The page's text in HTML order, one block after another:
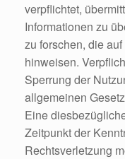
verpflichtet,
Informationen zu
zu forschen, die
hinweisen.
Sperrung der
allgemeinen
Eine
Zeitpunkt der
Rechtsverletzung